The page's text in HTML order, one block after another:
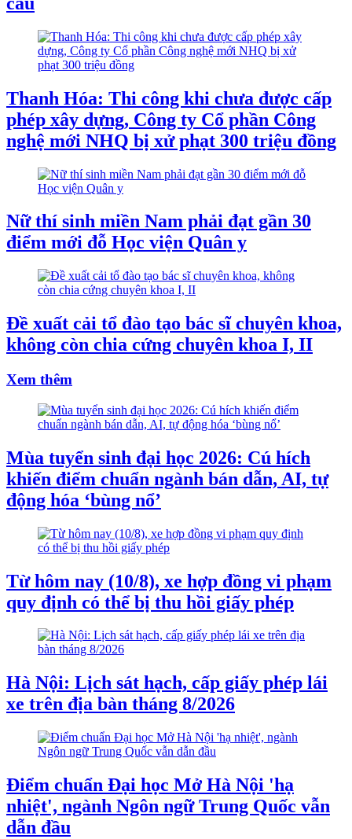
Thanh Hóa: Thi công khi chưa được cấp
phép xây dựng, Công ty Cổ phần Công
nghệ mới NHQ bị xử phạt 300 triệu đồng
Nữ thí sinh miền Nam phải đạt gần 30
điểm mới đỗ Học viện Quân y
Đề xuất cải tổ đào tạo bác sĩ chuyên khoa,
không còn chia cứng chuyên khoa I, II
Xem thêm
Mùa tuyển sinh đại học 2026: Cú hích
khiến điểm chuẩn ngành bán dẫn, AI, tự
động hóa ‘bùng nổ’
Từ hôm nay (10/8), xe hợp đồng vi phạm
quy định có thể bị thu hồi giấy phép
Hà Nội: Lịch sát hạch, cấp giấy phép lái
xe trên địa bàn tháng 8/2026
Điểm chuẩn Đại học Mở Hà Nội 'hạ
nhiệt', ngành Ngôn ngữ Trung Quốc vẫn
dẫn đầu